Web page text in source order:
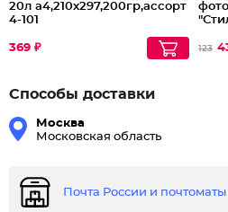
20л а4,210х297,200гр,ассорт
4-101
369 ₽ 123
Способы доставки
Москва
Московская область
Почта России и почтоматы